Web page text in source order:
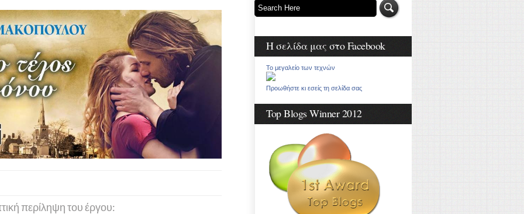
περίληψη του έργου:
Η σελίδα μας στο Facebook
Το μεγαλείο των τεχνών
Προωθήστε κι εσείς τη σελίδα σας
Top Blogs Winner 2012